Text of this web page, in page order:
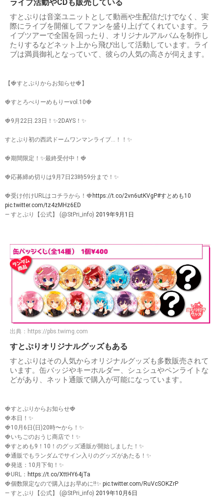
ライブ活動やCDも販売している
すとぷりは音楽ユニットとして動画や生配信だけでなく、実
際にライブを開催してファンを盛り上げてくれています。ラ
イブツアーで全国を回ったり、オリジナルアルバムを制作し
たりするなどネット上から飛び出して活動しています。ライ
ブは満員御礼となっていて、彼らの人気の高さが伺えます。
【🍓すとぷりからお知らせ🍓】
🍓すとろべりーめもりーvol.10🍓
🍓9月22日.23日！✨2DAYS！✨
すとぷり初の西武ドームワンマンライブ…！！✨
🍓期間限定！✨最終受付中！🍓
🍓応募締め切りは9月7日23時59分まで！✨
🍓受け付けURLはコチラから！🍓 https://t.co/2vn6utKVgP#すとめも10
pic.twitter.com/tz4zMHz6ED
— すとぷり【公式】 (@StPri_info) 2019年9月1日
出典： https://pbs.twimg.com
すとぷりオリジナルグッズもある
すとぷりはその人気からオリジナルグッズも多数販売されて
います。缶バッジやキーホルダー、シュシュやペンライトな
どがあり、ネット通販で購入が可能になっています。
🍓すとぷりからお知らせ🍓
🍓本日！✨
🍓10月6日(日)20時〜から！✨
🍓いちごのおうじ商店で！✨
🍓すとめも9！10！のグッズ通販が開始しました！✨
🍓通販でもランダムでサイン入りのグッズがあたる！✨
🍓発送：10月下旬！✨
🍓URL： https://t.co/XttHY64jTa
🍓個数限定なので購入はお早めに!!✨ pic.twitter.com/RuVcSOKZrP
— すとぷり【公式】 (@StPri_info) 2019年10月6日